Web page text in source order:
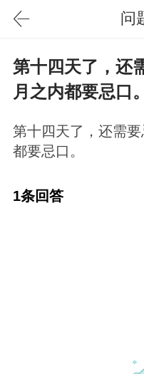
问
第十四天了，还
月之内都要忌口。
第十四天了，还需
都要忌口。
1条回答